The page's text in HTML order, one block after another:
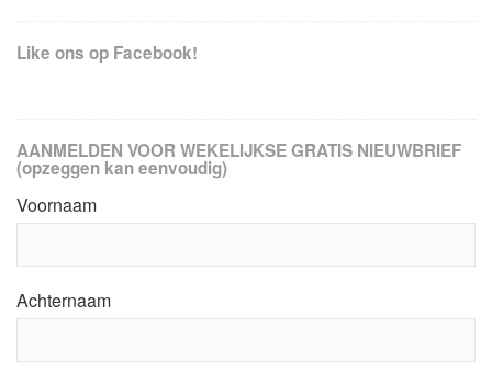
Like ons op Facebook!
AANMELDEN VOOR WEKELIJKSE GRATIS NIEUWBRIEF
(opzeggen kan eenvoudig)
Voornaam
Achternaam